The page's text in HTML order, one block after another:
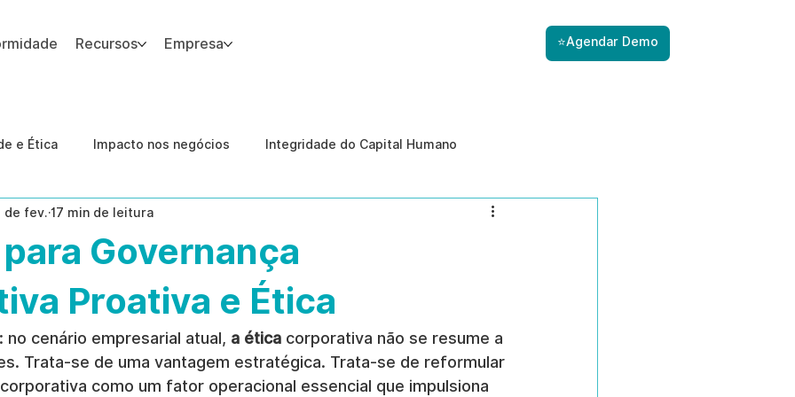
Recursos Empresa ⭐Agendar Demo
e Ética Impacto nos negócios Integridade do Capital Humano
Estudos de caso Gestão de Riscos com IA
Internas revenção de ameaças internas
para Governança
Proativa e Ética
de fev. 17 min de leitura
no cenário empresarial atual, a ética corporativa não se resume a
Trata-se de uma vantagem estratégica. Trata-se de reformular
como um fator operacional essencial que impulsiona